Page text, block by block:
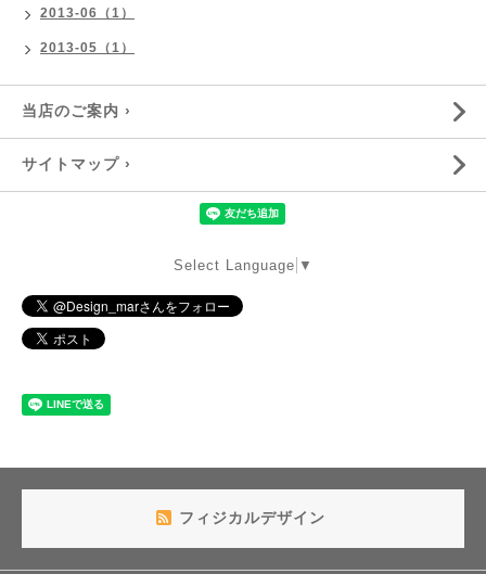
2013-06（1）
2013-05（1）
当店のご案内 ›
サイトマップ ›
Select Language ▼
フィジカルデザイン